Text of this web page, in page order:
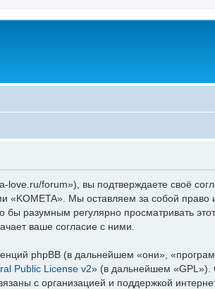
forum»), вы подтверждаете своё
«KOMETA». Мы оставляем за собой право
разумным регулярно просматривать
ваше согласие с ними.
phpBB (в дальнейшем «они»,
Public License v2» (в дальнейшем «GPL»).
с организацией и поддержкой